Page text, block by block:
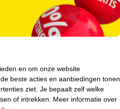
en om onze website
beste acties en aanbiedingen tonen
ziet. Je bepaalt zelf welke
of intrekken. Meer informatie over